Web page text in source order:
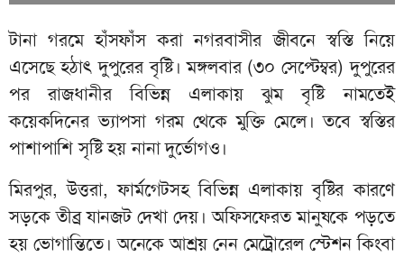
টানা গরমে হাঁসফাঁস করা নগরবাসীর জীবনে স্বস্তি নিয়ে
এসেছে হঠাৎ দুপুরের বৃষ্টি। মঙ্গলবার (৩০ সেপ্টেম্বর) দুপুরের
পর রাজধানীর বিভিন্ন এলাকায় ঝুম বৃষ্টি নামতেই
কয়েকদিনের ভ্যাপসা গরম থেকে মুক্তি মেলে। তবে স্বস্তির
পাশাপাশি সৃষ্টি হয় নানা দুর্ভোগও।
মিরপুর, উত্তরা, ফার্মগেটসহ বিভিন্ন এলাকায় বৃষ্টির কারণে
সড়কে তীব্র যানজট দেখা দেয়। অফিসফেরত মানুষকে পড়তে
হয় ভোগান্তিতে। অনেকে আশ্রয় নেন মেট্রোরেল স্টেশন কিংবা